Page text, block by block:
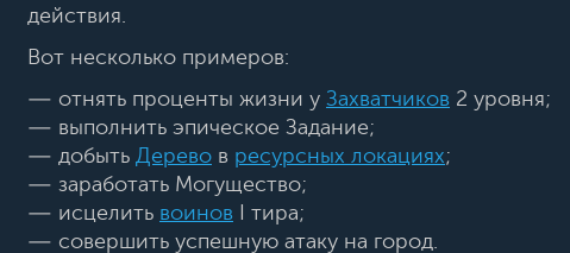
действия.
Вот несколько примеров:
— отнять проценты жизни у Захватчиков 2 уровня;
— выполнить эпическое Задание;
— добыть Дерево в ресурсных локациях;
— заработать Могущество;
— исцелить воинов I тира;
— совершить успешную атаку на город.